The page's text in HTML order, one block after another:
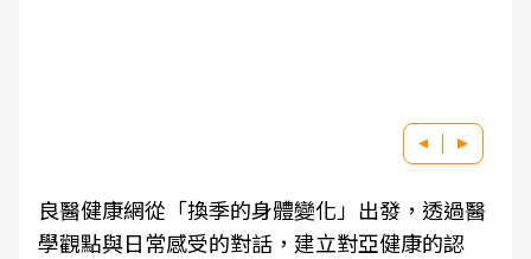
良醫健康網從「換季的身體變化」出發，透過醫
學觀點與日常感受的對話，建立對亞健康的認